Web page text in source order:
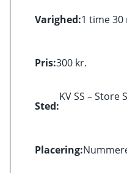
Varighed:1 time 30
Pris:300 kr.
Sted:
KV SS – Store
Placering: